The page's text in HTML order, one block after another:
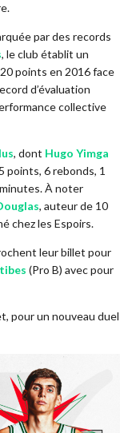
par des records
, le club établit un
points en 2016 face
d’évaluation
collective
, dont Hugo Yimga
points, 6 rebonds, 1
À noter
, auteur de 10
chez les Espoirs.
leur billet pour
(Pro B) avec pour
pour un nouveau duel